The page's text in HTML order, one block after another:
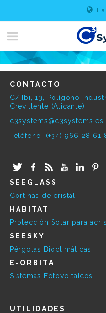
CONTACTO
C/ Ibi, 13, Polígono
Crevillente (Alicante)
c3systems@c3systems.es
Teléfono: (+34) 966 28 61
SEEGLASS
Cortinas de cristal
HABITAT
Protección Solar para
SEESKY
Pérgolas Bioclimáticas
E-ORBITA
Sistemas Fotovoltaicos
UTILIDADES